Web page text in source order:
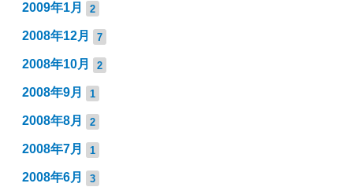
2009年1月 2
2008年12月 7
2008年10月 2
2008年9月 1
2008年8月 2
2008年7月 1
2008年6月 3